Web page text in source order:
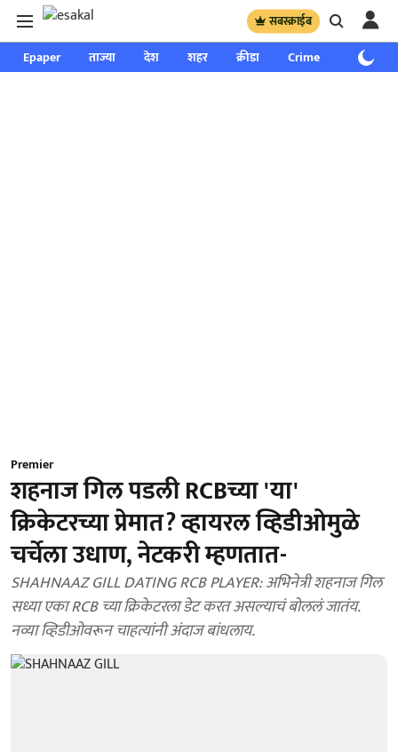
सबस्क्राईब
Epaper ताज्या देश शहर क्रीडा Crime साप्ताहिक
Premier
शहनाज गिल पडली RCBच्या 'या'
क्रिकेटरच्या प्रेमात? व्हायरल व्हिडीओमुळे
चर्चेला उधाण, नेटकरी म्हणतात-
SHAHNAAZ GILL DATING RCB PLAYER: अभिनेत्री शहनाज गिल
सध्या एका RCB च्या क्रिकेटरला डेट करत असल्याचं बोललं जातंय.
नव्या व्हिडीओवरून चाहत्यांनी अंदाज बांधलाय.